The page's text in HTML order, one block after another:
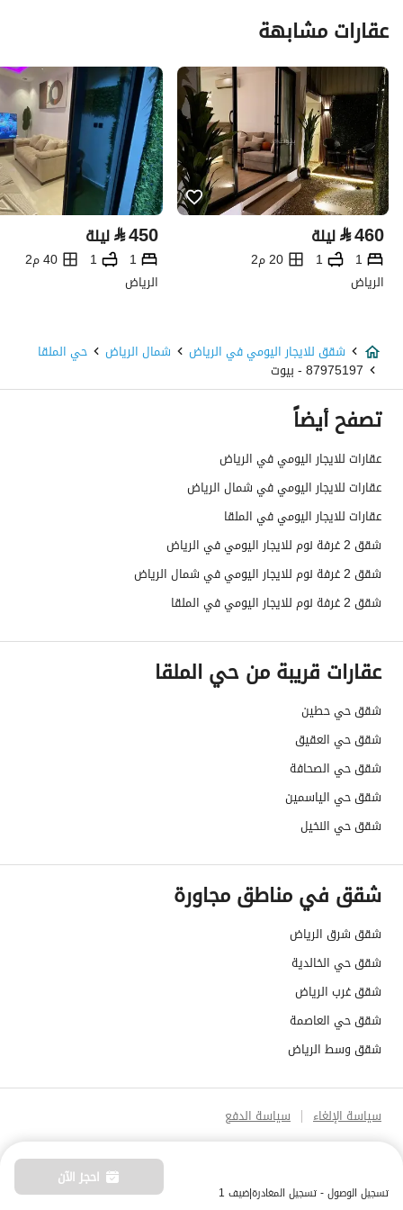
عقارات مشابهة
⃁460 ليلة
1
1
20 م2
الرياض
⃁450 ليلة
1
1
40 م2
الرياض
شقق للايجار اليومي في الرياض شمال الرياض حي الملقا
87975197 - بيوت
تصفح أيضاً
عقارات للايجار اليومي في الرياض
عقارات للايجار اليومي في شمال الرياض
عقارات للايجار اليومي في الملقا
شقق 2 غرفة نوم للايجار اليومي في الرياض
شقق 2 غرفة نوم للايجار اليومي في شمال الرياض
شقق 2 غرفة نوم للايجار اليومي في الملقا
عقارات قريبة من حي الملقا
شقق حي حطين
شقق حي العقيق
شقق حي الصحافة
شقق حي الياسمين
شقق حي النخيل
شقق في مناطق مجاورة
شقق شرق الرياض
شقق حي الخالدية
شقق غرب الرياض
شقق حي العاصمة
شقق وسط الرياض
سياسة الإلغاء سياسة الدفع
تسجيل الوصول - تسجيل المغادرة|ضيف 1
احجز الآن